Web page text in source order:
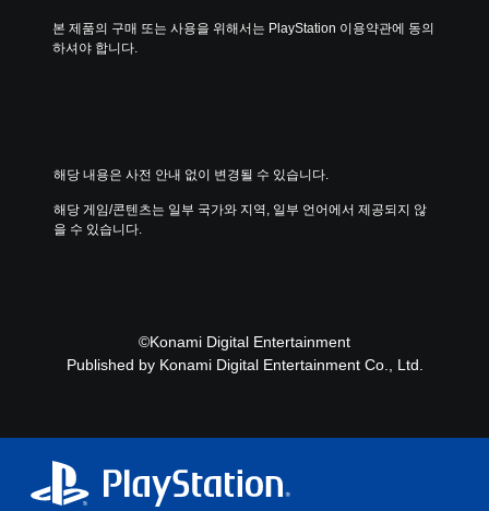
본 제품의 구매 또는 사용을 위해서는 PlayStation 이용약관에 동의
하셔야 합니다.
해당 내용은 사전 안내 없이 변경될 수 있습니다.
해당 게임/콘텐츠는 일부 국가와 지역, 일부 언어에서 제공되지 않
을 수 있습니다.
©Konami Digital Entertainment
Published by Konami Digital Entertainment Co., Ltd.